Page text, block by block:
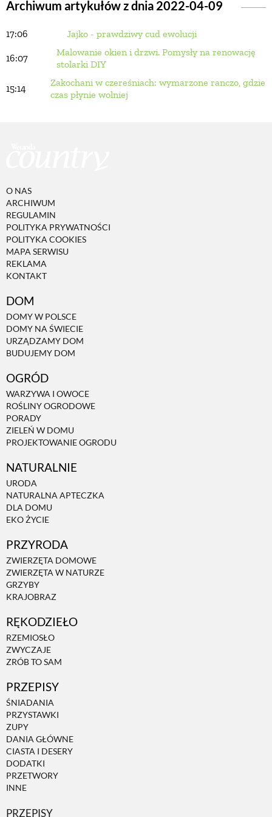
Archiwum artykułów z dnia 2022-04-09
17:06 Jajko - prawdziwy cud ewolucji
16:07
Malowanie okien i drzwi. Pomysły na renowację
stolarki DIY
15:14
Zakochani w czereśniach: wymarzone ranczo, gdzie
czas płynie wolniej
O NAS
ARCHIWUM
REGULAMIN
POLITYKA PRYWATNOŚCI
POLITYKA COOKIES
MAPA SERWISU
REKLAMA
KONTAKT
DOM
DOMY W POLSCE
DOMY NA ŚWIECIE
URZĄDZAMY DOM
BUDUJEMY DOM
OGRÓD
WARZYWA I OWOCE
ROŚLINY OGRODOWE
PORADY
ZIELEŃ W DOMU
PROJEKTOWANIE OGRODU
NATURALNIE
URODA
NATURALNA APTECZKA
DLA DOMU
EKO ŻYCIE
PRZYRODA
ZWIERZĘTA DOMOWE
ZWIERZĘTA W NATURZE
GRZYBY
KRAJOBRAZ
RĘKODZIEŁO
RZEMIOSŁO
ZWYCZAJE
ZRÓB TO SAM
PRZEPISY
ŚNIADANIA
PRZYSTAWKI
ZUPY
DANIA GŁÓWNE
CIASTA I DESERY
DODATKI
PRZETWORY
INNE
PRZEPISY
BUDUJEMY DOM
ZIELEŃ W DOMU
ZWIERZĘTA W NATURZE